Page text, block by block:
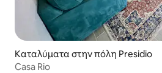
Καταλύματα στην πόλη Presidio
Casa Rio